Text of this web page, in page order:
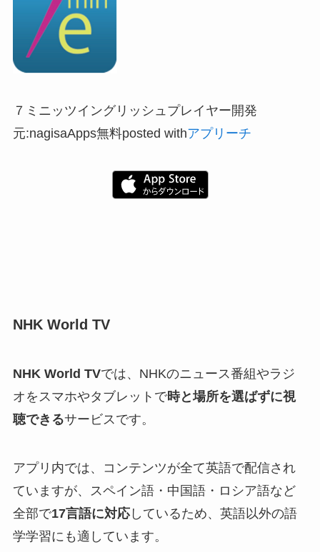
７ミニッツイングリッシュプレイヤー開発
元:nagisaApps無料posted withアプリーチ
NHK World TV
NHK World TVでは、NHKのニュース番組やラジ
オをスマホやタブレットで時と場所を選ばずに視
聴できるサービスです。
アプリ内では、コンテンツが全て英語で配信され
ていますが、スペイン語・中国語・ロシア語など
全部で17言語に対応しているため、英語以外の語
学学習にも適しています。